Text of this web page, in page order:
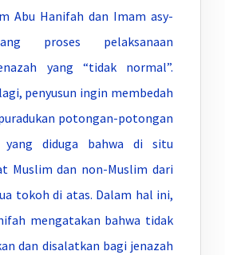
Abu Hanifah dan Imam asy-
proses pelaksanaan
yang “tidak normal”.
penyusun ingin membedah
potongan-potongan
diduga bahwa di situ
Muslim dan non-Muslim dari
tokoh di atas. Dalam hal ini,
mengatakan bahwa tidak
dan disalatkan bagi jenazah